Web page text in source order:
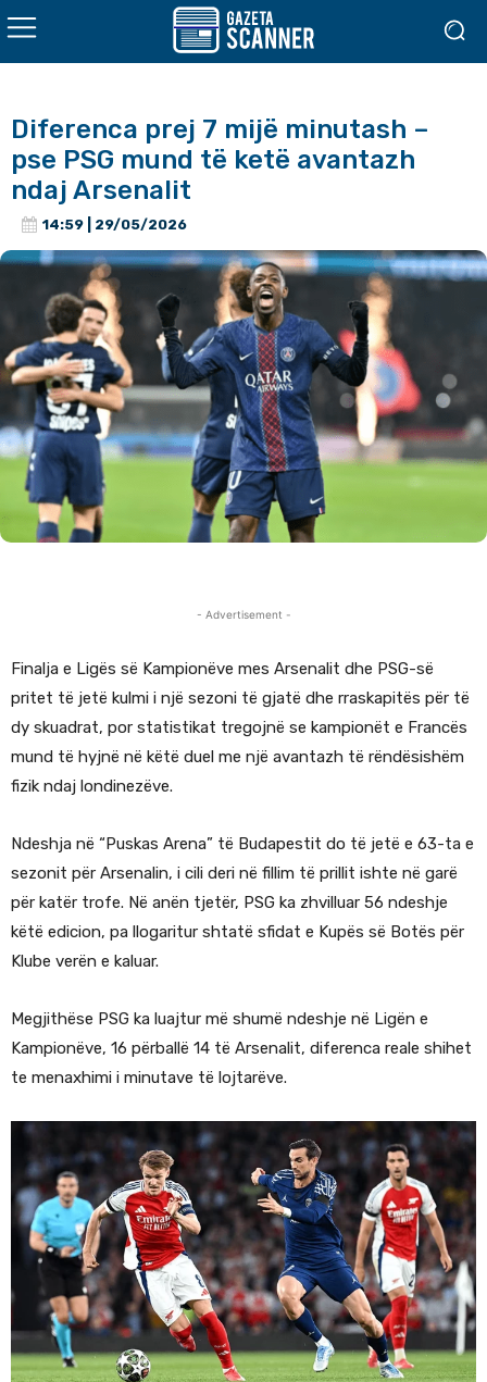
Diferenca prej 7 mijë minutash –
pse PSG mund të ketë avantazh
ndaj Arsenalit
14:59 | 29/05/2026
- Advertisement -
Finalja e Ligës së Kampionëve mes Arsenalit dhe PSG-së
pritet të jetë kulmi i një sezoni të gjatë dhe rraskapitës për të
dy skuadrat, por statistikat tregojnë se kampionët e Francës
mund të hyjnë në këtë duel me një avantazh të rëndësishëm
fizik ndaj londinezëve.
Ndeshja në “Puskas Arena” të Budapestit do të jetë e 63-ta e
sezonit për Arsenalin, i cili deri në fillim të prillit ishte në garë
për katër trofe. Në anën tjetër, PSG ka zhvilluar 56 ndeshje
këtë edicion, pa llogaritur shtatë sfidat e Kupës së Botës për
Klube verën e kaluar.
Megjithëse PSG ka luajtur më shumë ndeshje në Ligën e
Kampionëve, 16 përballë 14 të Arsenalit, diferenca reale shihet
te menaxhimi i minutave të lojtarëve.